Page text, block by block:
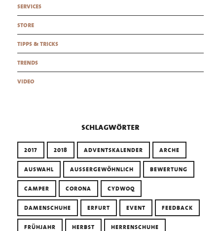
services
store
tipps & tricks
trends
video
schlagwörter
2017 2018 ADVENTSKALENDER ARCHE
AUSWAHL AUSSERGEWÖHNLICH BEWERTUNG
CAMPER CORONA CYDWOQ
DAMENSCHUHE ERFURT EVENT FEEDBACK
FRÜHJAHR HERBST HERRENSCHUHE